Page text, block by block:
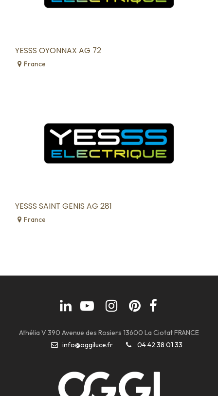
YESSS OYONNAX AG 72
France
YESSS SAINT GENIS AG 281
France
Athélia V 390 Avenue des Rosiers 13600 La Ciotat FRANCE
info@oggiluce.fr
04 42 38 01 33